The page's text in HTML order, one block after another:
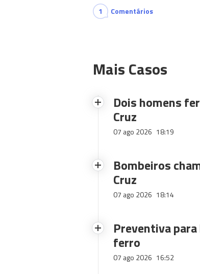
1 Comentários
Mais Casos
Dois homens
Cruz
07 ago 2026 18:19
Bombeiros
Cruz
07 ago 2026 18:14
Preventiva
ferro
07 ago 2026 16:52